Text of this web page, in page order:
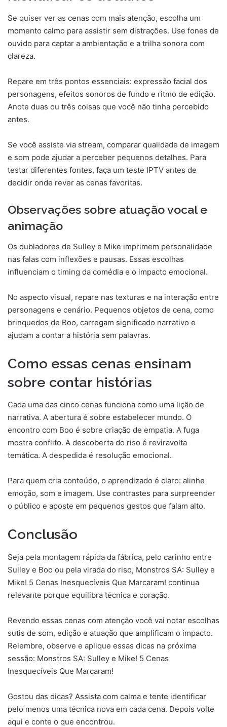
Se quiser ver as cenas com mais atenção, escolha um
momento calmo para assistir sem distrações. Use fones de
ouvido para captar a ambientação e a trilha sonora com
clareza.
Repare em três pontos essenciais: expressão facial dos
personagens, efeitos sonoros de fundo e ritmo de edição.
Anote duas ou três coisas que você não tinha percebido
antes.
Se você assiste via stream, comparar qualidade de imagem
e som pode ajudar a perceber pequenos detalhes. Para
testar diferentes fontes, faça um teste IPTV antes de
decidir onde rever as cenas favoritas.
Observações sobre atuação vocal e
animação
Os dubladores de Sulley e Mike imprimem personalidade
nas falas com inflexões e pausas. Essas escolhas
influenciam o timing da comédia e o impacto emocional.
No aspecto visual, repare nas texturas e na interação entre
personagens e cenário. Pequenos objetos de cena, como
brinquedos de Boo, carregam significado narrativo e
ajudam a contar a história sem palavras.
Como essas cenas ensinam
sobre contar histórias
Cada uma das cinco cenas funciona como uma lição de
narrativa. A abertura é sobre estabelecer mundo. O
encontro com Boo é sobre criação de empatia. A fuga
mostra conflito. A descoberta do riso é reviravolta
temática. A despedida é resolução emocional.
Para quem cria conteúdo, o aprendizado é claro: alinhe
emoção, som e imagem. Use contrastes para surpreender
o público e aposte em pequenos gestos que falam alto.
Conclusão
Seja pela montagem rápida da fábrica, pelo carinho entre
Sulley e Boo ou pela virada do riso, Monstros SA: Sulley e
Mike! 5 Cenas Inesquecíveis Que Marcaram! continua
relevante porque equilibra técnica e coração.
Revendo essas cenas com atenção você vai notar escolhas
sutis de som, edição e atuação que amplificam o impacto.
Relembre, observe e aplique essas dicas na próxima
sessão: Monstros SA: Sulley e Mike! 5 Cenas
Inesquecíveis Que Marcaram!
Gostou das dicas? Assista com calma e tente identificar
pelo menos uma técnica nova em cada cena. Depois volte
aqui e conte o que encontrou.